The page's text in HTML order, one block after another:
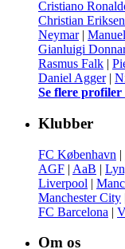
Cristiano
Christian Eriksen
Neymar|
Gianluigi
Rasmus Falk |
Daniel Agger|
Se flere profiler
Klubber
FC København |
AGF | AaB |
Liverpool |
Manchester City
FC Barcelona |
Om os